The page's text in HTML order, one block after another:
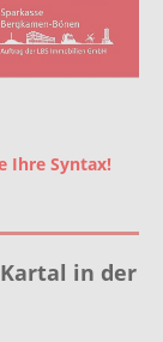
Ihre Syntax!
in der